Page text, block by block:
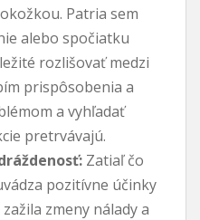
Patria sem
alebo spočiatku
rozlišovať medzi
prispôsobenia a
a vyhľadať
pretrvávajú.
Zatiaľ čo
pozitívne účinky
zmeny nálady a